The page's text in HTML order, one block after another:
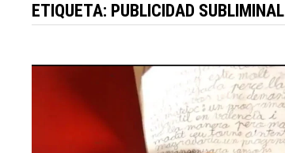
ETIQUETA: PUBLICIDAD SUBLIMINAL